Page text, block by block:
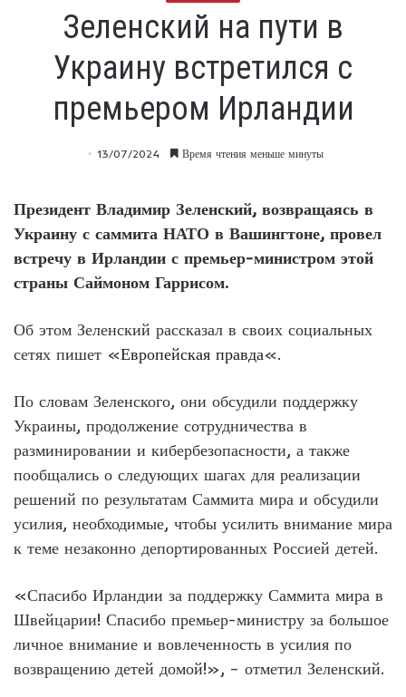
Зеленский на пути в
Украину встретился с
премьером Ирландии
13/07/2024 Время чтения меньше минуты
Президент Владимир Зеленский, возвращаясь в
Украину с саммита НАТО в Вашингтоне, провел
встречу в Ирландии с премьер-министром этой
страны Саймоном Гаррисом.
Об этом Зеленский рассказал в своих социальных
сетях пишет «Европейская правда«.
По словам Зеленского, они обсудили поддержку
Украины, продолжение сотрудничества в
разминировании и кибербезопасности, а также
пообщались о следующих шагах для реализации
решений по результатам Саммита мира и обсудили
усилия, необходимые, чтобы усилить внимание мира
к теме незаконно депортированных Россией детей.
«Спасибо Ирландии за поддержку Саммита мира в
Швейцарии! Спасибо премьер-министру за большое
личное внимание и вовлеченность в усилия по
возвращению детей домой!», – отметил Зеленский.